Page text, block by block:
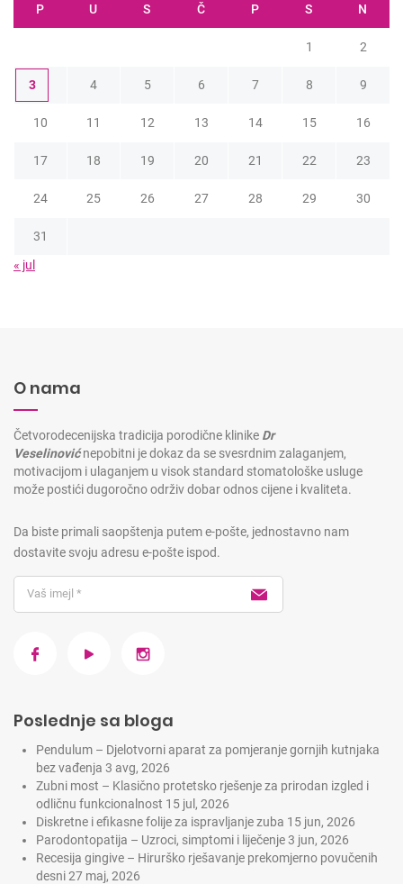
P U S Č P S N
1 2
3 4 5 6 7 8 9
10 11 12 13 14 15 16
17 18 19 20 21 22 23
24 25 26 27 28 29 30
31
« jul
O nama
Četvorodecenijska tradicija porodične klinike Dr
Veselinovićnepobitni je dokaz da se svesrdnim zalaganjem,
motivacijom i ulaganjem u visok standard stomatološke usluge
može postići dugoročno održiv dobar odnos cijene i kvaliteta.
Da biste primali saopštenja putem e-pošte, jednostavno nam
dostavite svoju adresu e-pošte ispod.
Poslednje sa bloga
Pendulum – Djelotvorni aparat za pomjeranje gornjih kutnjaka
bez vađenja 3 avg, 2026
Zubni most – Klasično protetsko rješenje za prirodan izgled i
odličnu funkcionalnost 15 jul, 2026
Diskretne i efikasne folije za ispravljanje zuba 15 jun, 2026
Parodontopatija – Uzroci, simptomi i liječenje3 jun, 2026
Recesija gingive – Hirurško rješavanje prekomjerno povučenih
desni27 maj, 2026